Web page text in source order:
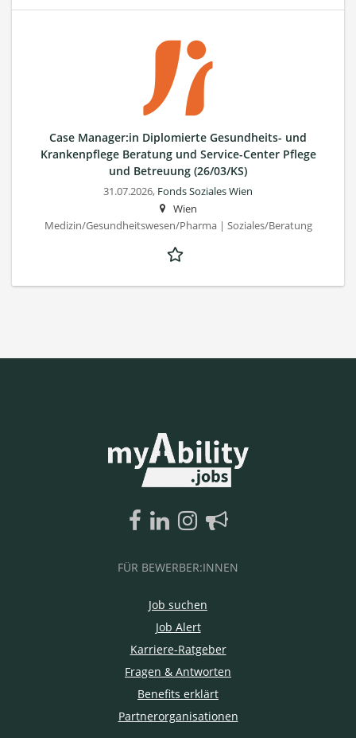
Case Manager:in Diplomierte Gesundheits- und
Krankenpflege Beratung und Service-Center Pflege
und Betreuung (26/03/KS)
31.07.2026, Fonds Soziales Wien
Wien
Medizin/Gesundheitswesen/Pharma | Soziales/Beratung
FÜR BEWERBER:INNEN
Job suchen
Job Alert
Karriere-Ratgeber
Fragen & Antworten
Benefits erklärt
Partnerorganisationen